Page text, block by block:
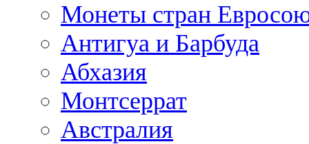
Монеты стран
Антигуа и Барбуда
Абхазия
Монтсеррат
Австралия